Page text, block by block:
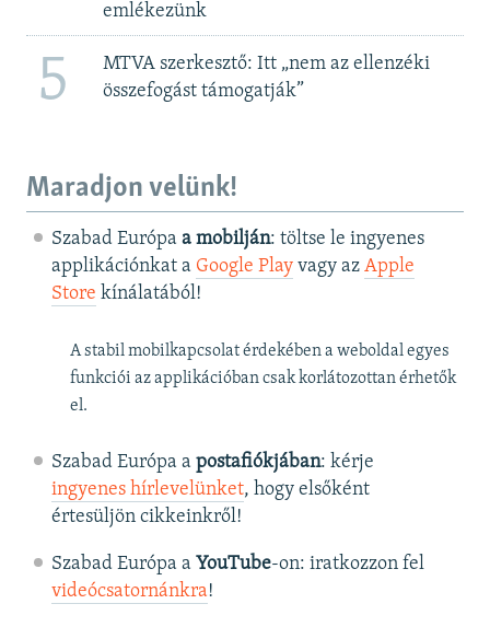
emlékezünk
5
MTVA szerkesztő: Itt „nem az ellenzéki
összefogást támogatják”
Maradjon velünk!
Szabad Európa a mobilján: töltse le ingyenes
applikációnkat a Google Playvagy az Apple
Store kínálatából!
A stabil mobilkapcsolat érdekében a weboldal egyes
funkciói az applikációban csak korlátozottan érhetők
el.
Szabad Európa a postafiókjában: kérje
ingyenes hírlevelünket, hogy elsőként
értesüljön cikkeinkről!
Szabad Európa a YouTube-on: iratkozzon fel
videócsatornánkra!